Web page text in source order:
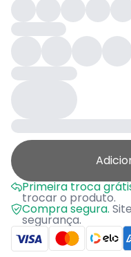
Primeira troca
trocar o produto.
Compra segura.
segurança.